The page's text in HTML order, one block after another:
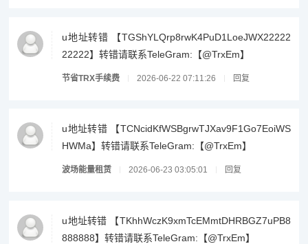
u地址转错 【TGShYLQrp8rwK4PuD1LoeJWX22222
22222】转错请联系TeleGram:【@TrxEm】
节省TRX手续费 2026-06-22 07:11:26 回复
u地址转错 【TCNcidKfWSBgrwTJXav9F1Go7EoiWS
HWMa】转错请联系TeleGram:【@TrxEm】
波场能量租赁 2026-06-23 03:05:01 回复
u地址转错 【TKhhWczK9xmTcEMmtDHRBGZ7uPB8
888888】转错请联系TeleGram:【@TrxEm】